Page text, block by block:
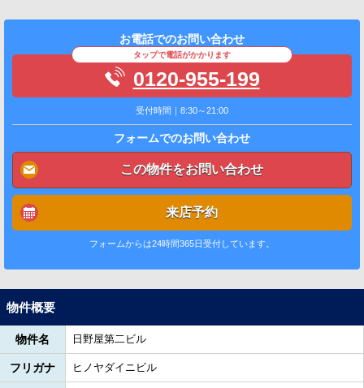
お電話でのお問い合わせ
タップで電話がかかります
0120-955-199
受付時間｜8:30～21:00
フォームでのお問い合わせ
この物件をお問い合わせ
来店予約
フォームからは24時間365日受付しています。
物件概要
物件名 日野屋第二ビル
フリガナ ヒノヤダイニビル